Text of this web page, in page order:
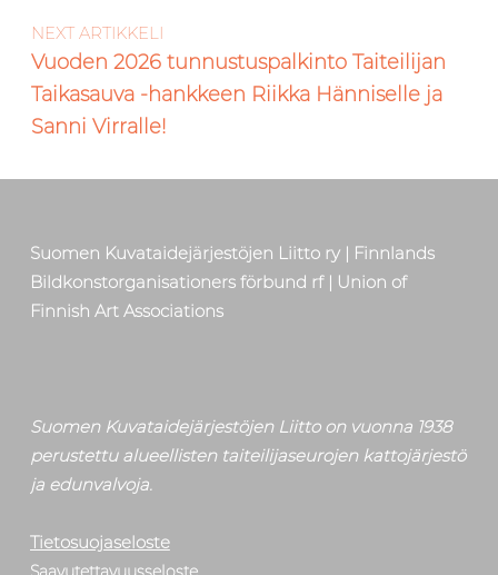
NEXT ARTIKKELI
Vuoden 2026 tunnustuspalkinto Taiteilijan
Taikasauva -hankkeen Riikka Hänniselle ja
Sanni Virralle!
Suomen Kuvataidejärjestöjen Liitto ry | Finnlands
Bildkonstorganisationers förbund rf | Union of
Finnish Art Associations
Suomen Kuvataidejärjestöjen Liitto on vuonna 1938
perustettu alueellisten taiteilijaseurojen kattojärjestö
ja edunvalvoja.
Tietosuojaseloste